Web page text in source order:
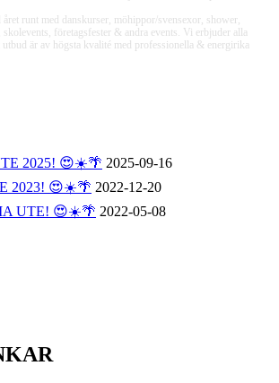
året runt med danskurser, möhippor/svensexor, shower,
företagsfester & andra events. Vi erbjuder alla
utbud är av högsta kvalité med professionella & energirika
2025! 😍☀️🌴 2025-09-16
2023! 😍☀️🌴 2022-12-20
UTE! 😍☀️🌴 2022-05-08